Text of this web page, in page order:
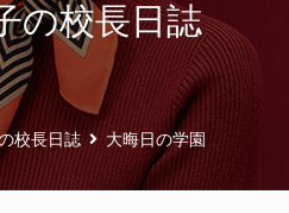
の校長日誌
校長日誌 大晦日の学園